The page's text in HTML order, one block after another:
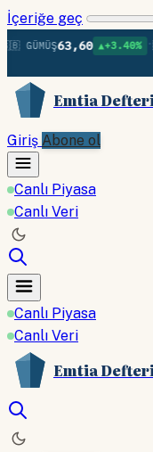
İçeriğe geç
63,60 ▲+3.40% •🇬🇧
Emtia
Giriş Abone ol
Canlı Piyasa
Canlı Veri
Canlı Piyasa
Canlı Veri
Emtia